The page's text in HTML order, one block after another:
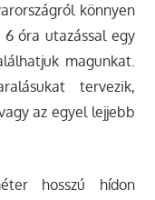
könnyen
óra utazással egy
magunkat.
tervezik,
az egyel lejjebb
hosszú hídon